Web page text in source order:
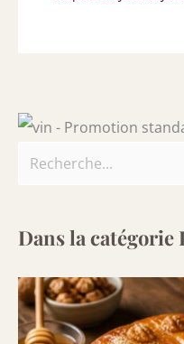
Dans la catégorie